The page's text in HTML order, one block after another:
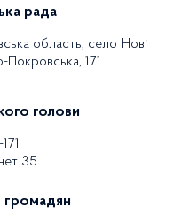
рада
область, село Нові
Покровська, 171
голови
35
громадян